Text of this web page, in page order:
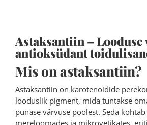
Astaksantiin – Looduse
antioksüdant
Mis on astaksantiin?
Astaksantiin on karotenoidide
looduslik pigment, mida tuntakse
punase värvuse poolest. Seda